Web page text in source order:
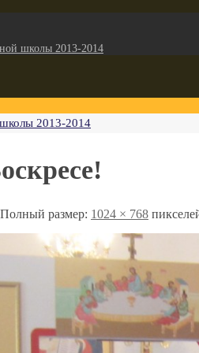
школы 2013-2014
2013-2014
Полный размер: 1024 × 768